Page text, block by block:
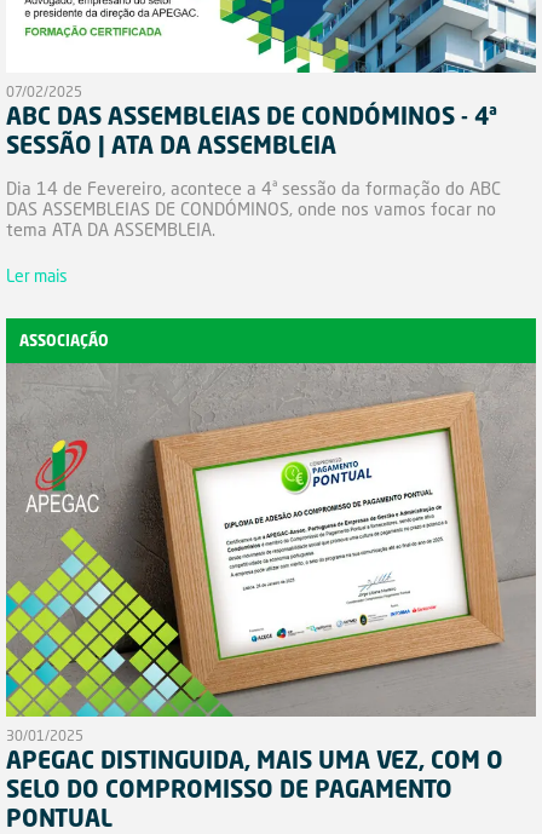
07/02/2025
ABC DAS ASSEMBLEIAS DE CONDÓMINOS - 4ª
SESSÃO | ATA DA ASSEMBLEIA
Dia 14 de Fevereiro, acontece a 4ª sessão da formação do ABC
DAS ASSEMBLEIAS DE CONDÓMINOS, onde nos vamos focar no
tema ATA DA ASSEMBLEIA.
Ler mais
ASSOCIAÇÃO
30/01/2025
APEGAC DISTINGUIDA, MAIS UMA VEZ, COM O
SELO DO COMPROMISSO DE PAGAMENTO
PONTUAL